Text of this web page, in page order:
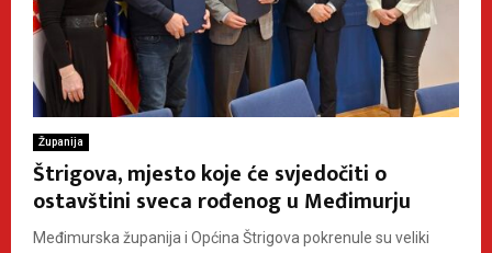
Županija
Štrigova, mjesto koje će svjedočiti o
ostavštini sveca rođenog u Međimurju
Međimurska županija i Općina Štrigova pokrenule su veliki